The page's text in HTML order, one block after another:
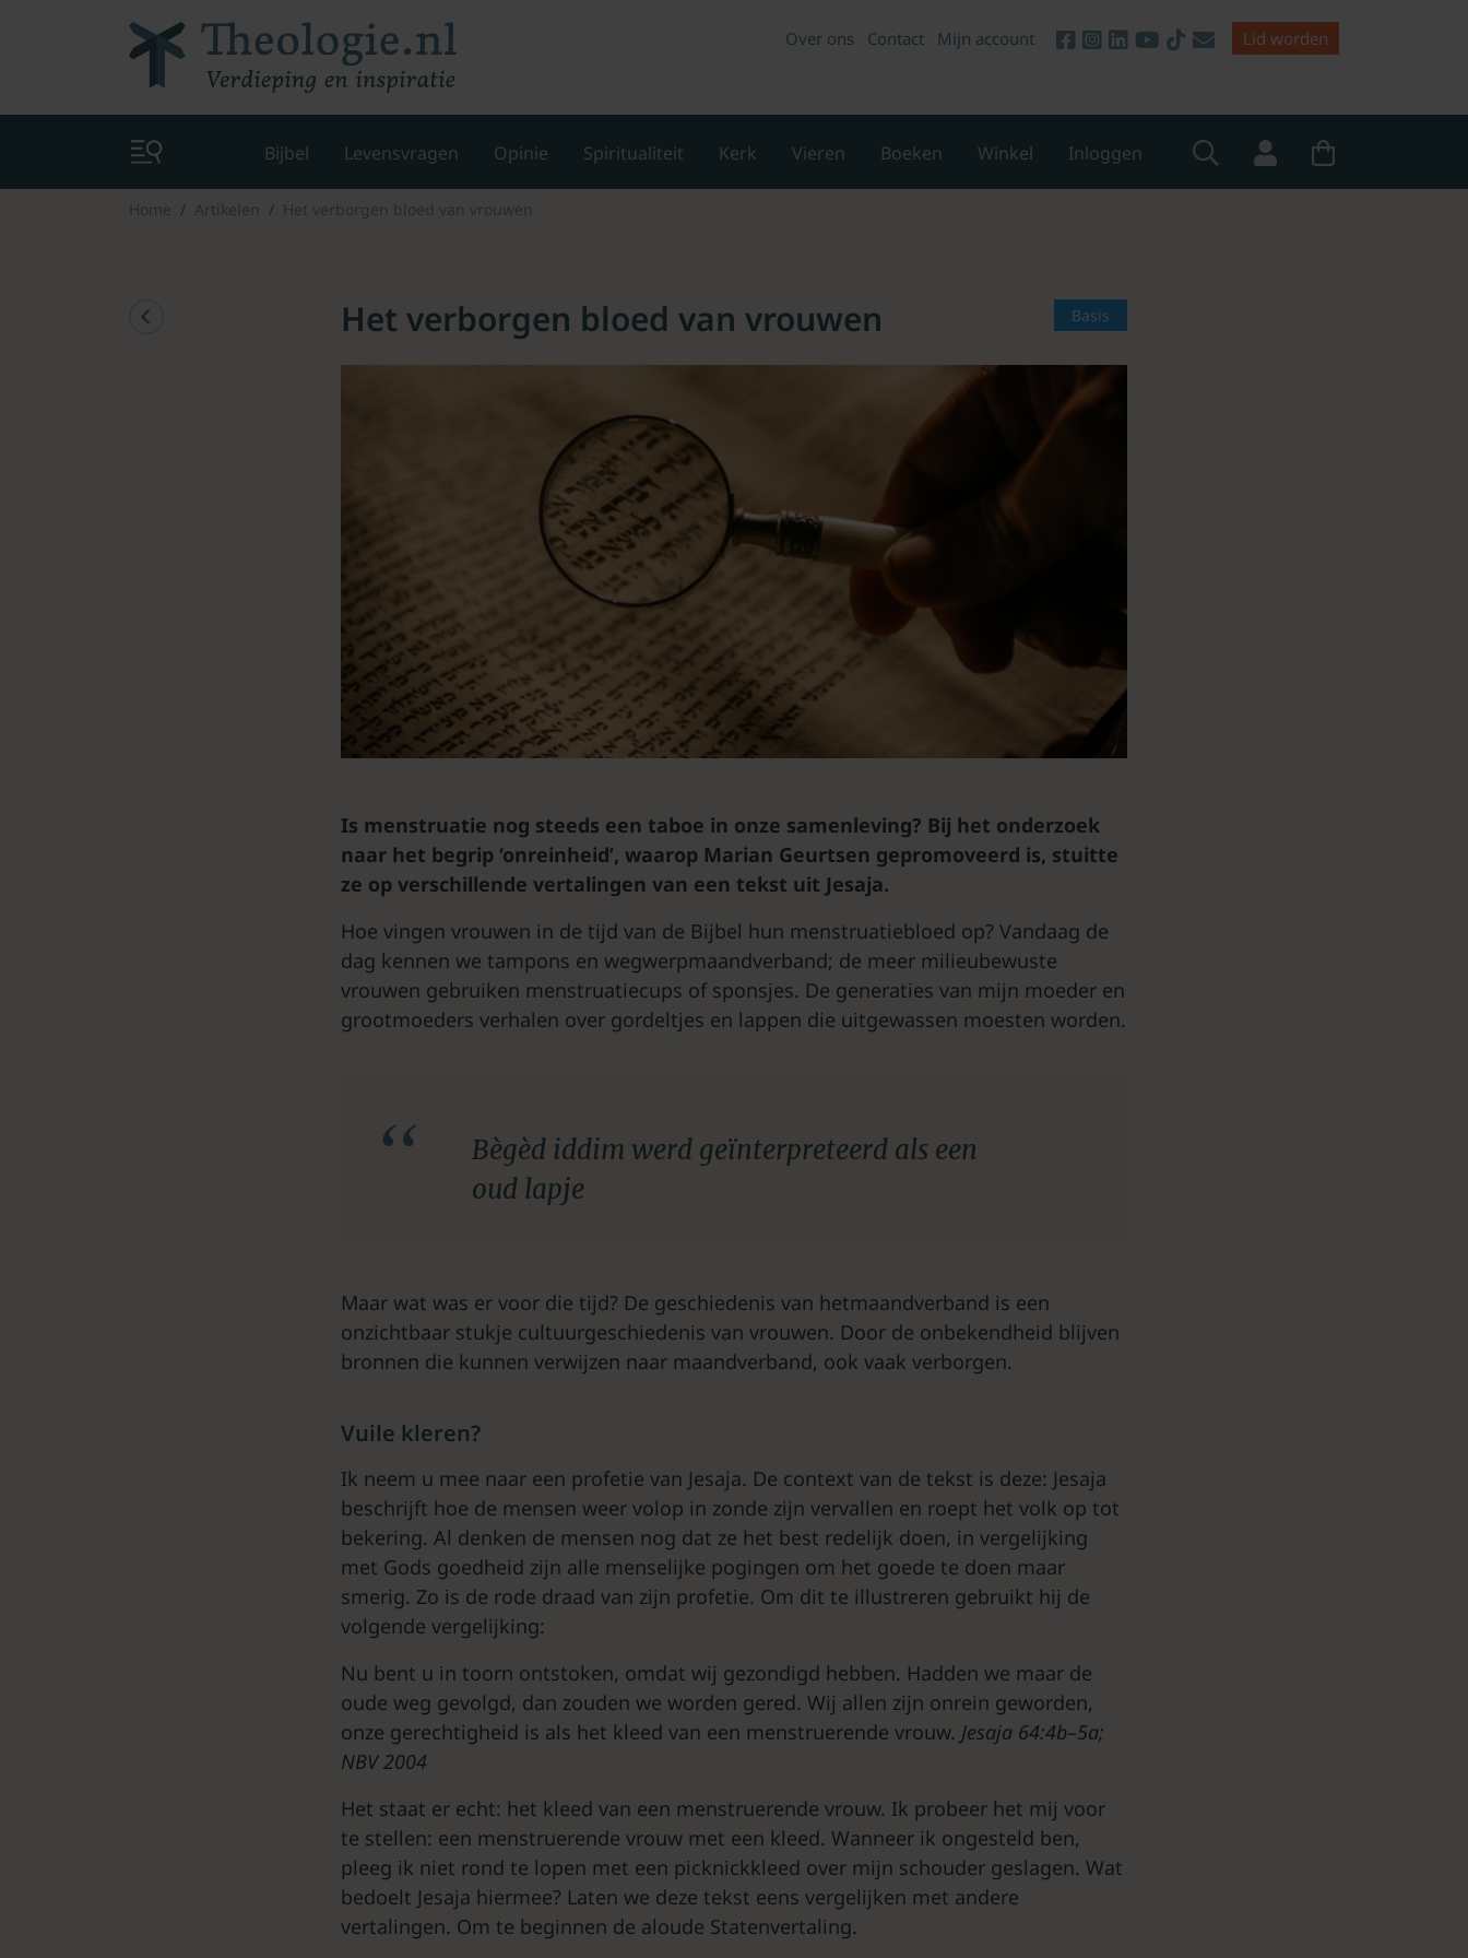
Over ons Contact Mijn account Lid worden
Bijbel Levensvragen Opinie Spiritualiteit Kerk Vieren Boeken Winkel Inloggen
Home Artikelen Het verborgen bloed van vrouwen
Basis
Het verborgen bloed van vrouwen
Is menstruatie nog steeds een taboe in onze samenleving? Bij het onderzoek
naar het begrip ‘onreinheid’, waarop Marian Geurtsen gepromoveerd is, stuitte
ze op verschillende vertalingen van een tekst uit Jesaja.
Hoe vingen vrouwen in de tijd van de Bijbel hun menstruatiebloed op? Vandaag de
dag kennen we tampons en wegwerpmaandverband; de meer milieubewuste
vrouwen gebruiken menstruatiecups of sponsjes. De generaties van mijn moeder en
grootmoeders verhalen over gordeltjes en lappen die uitgewassen moesten worden.
Bègèd iddim werd geïnterpreteerd als een
oud lapje
Maar wat was er voor die tijd? De geschiedenis van hetmaandverband is een
onzichtbaar stukje cultuurgeschiedenis van vrouwen. Door de onbekendheid blijven
bronnen die kunnen verwijzen naar maandverband, ook vaak verborgen.
Vuile kleren?
Ik neem u mee naar een profetie van Jesaja. De context van de tekst is deze: Jesaja
beschrijft hoe de mensen weer volop in zonde zijn vervallen en roept het volk op tot
bekering. Al denken de mensen nog dat ze het best redelijk doen, in vergelijking
met Gods goedheid zijn alle menselijke pogingen om het goede te doen maar
smerig. Zo is de rode draad van zijn profetie. Om dit te illustreren gebruikt hij de
volgende vergelijking:
Nu bent u in toorn ontstoken, omdat wij gezondigd hebben. Hadden we maar de
oude weg gevolgd, dan zouden we worden gered. Wij allen zijn onrein geworden,
onze gerechtigheid is als het kleed van een menstruerende vrouw. Jesaja 64:4b–5a;
NBV 2004
Het staat er echt: het kleed van een menstruerende vrouw. Ik probeer het mij voor
te stellen: een menstruerende vrouw met een kleed. Wanneer ik ongesteld ben,
pleeg ik niet rond te lopen met een picknickkleed over mijn schouder geslagen. Wat
bedoelt Jesaja hiermee? Laten we deze tekst eens vergelijken met andere
vertalingen. Om te beginnen de aloude Statenvertaling.